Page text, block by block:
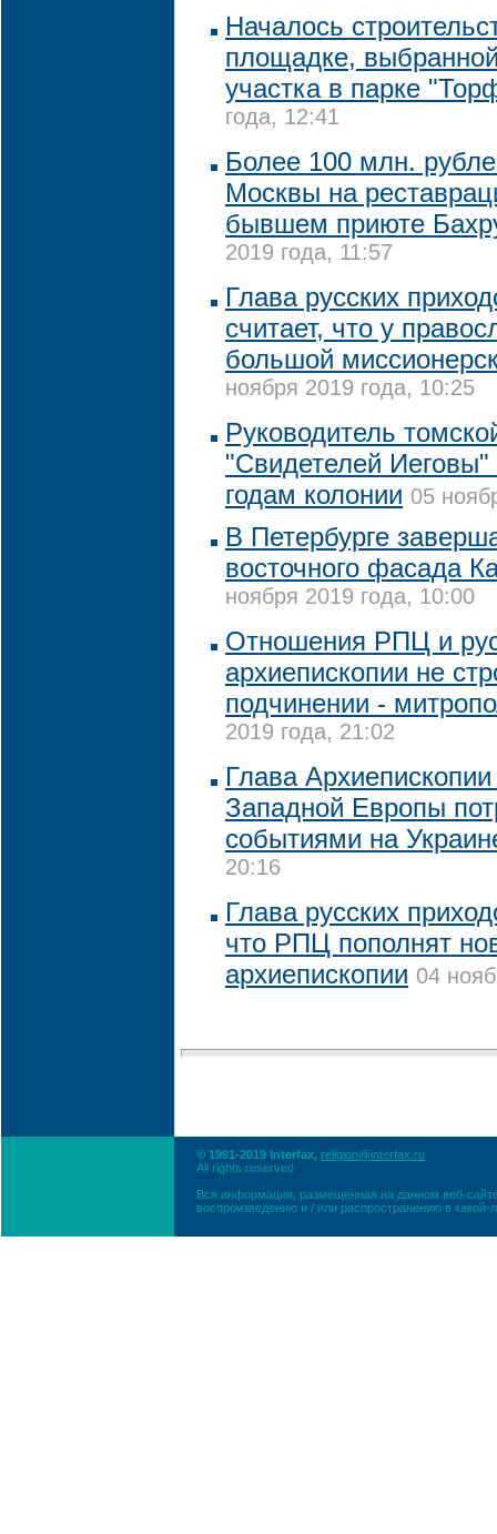
Началось
площадке,
участка в парке
года, 12:41
Более 100 млн.
Москвы на
бывшем приюте
2019 года, 11:57
Глава русских
считает, что у
большой
ноября 2019 года, 10:25
Руководитель
"Свидетелей Иеговы"
годам колонии 05
В Петербурге
восточного фасада
ноября 2019 года, 10:00
Отношения РПЦ и
архиепископии не
подчинении -
2019 года, 21:02
Глава
Западной Европы
событиями на
20:16
Глава русских
что РПЦ пополнят
архиепископии 04
© 1991-2019 Interfax, religion@interfax.ru
All rights reserved
Вся информация, размещенная на данном веб-
воспроизведению и / или распространению в